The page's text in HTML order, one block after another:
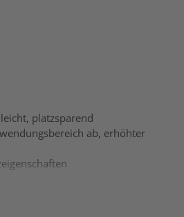
platzsparend
ab, erhöhter